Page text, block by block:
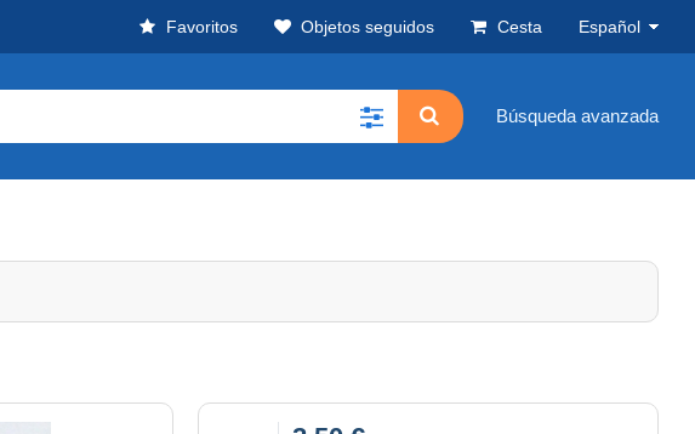
Favoritos Objetos seguidos Cesta Español
Búsqueda avanzada